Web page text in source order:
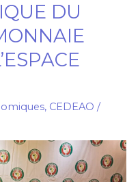
DU
, CEDEAO /